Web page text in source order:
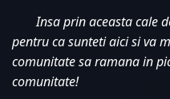
Insa prin aceasta cale
pentru ca sunteti aici si va
comunitate sa ramana in
comunitate!